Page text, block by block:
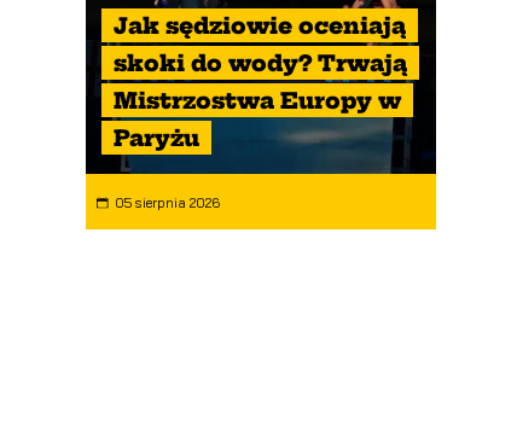
Jak sędziowie oceniają
skoki do wody? Trwają
Mistrzostwa Europy w
Paryżu
05 sierpnia 2026